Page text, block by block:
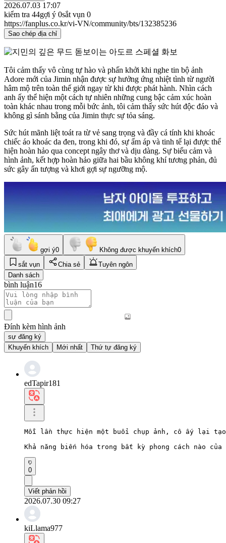
2026.07.03 17:07
kiểm tra 44gợi ý 0sắt vụn 0
https://fanplus.co.kr/vi-VN/community/bts/132385236
Sao chép địa chỉ
Tôi cảm thấy vô cùng tự hào và phấn khởi khi nghe tin bộ ảnh
Adore mới của Jimin nhận được sự hưởng ứng nhiệt tình từ người
hâm mộ trên toàn thế giới ngay từ khi được phát hành. Nhìn cách
anh ấy thể hiện một cách tự nhiên những cung bậc cảm xúc hoàn
toàn khác nhau trong mỗi bức ảnh, tôi cảm thấy sức hút độc đáo và
không gì sánh bằng của Jimin thực sự tỏa sáng.
Sức hút mãnh liệt toát ra từ vẻ sang trọng và đầy cá tính khi khoác
chiếc áo khoác da đen, trong khi đó, sự ấm áp và tinh tế lại được thể
hiện hoàn hảo qua concept ngây thơ và dịu dàng. Sự biểu cảm và
hình ảnh, kết hợp hoàn hảo giữa hai bầu không khí tương phản, đủ
sức gây ấn tượng và khơi gợi sự ngưỡng mộ.
gợi ý0 Không được khuyến khích0
sắt vụn
Chia sẻ
Tuyên ngôn
Danh sách
bình luận16
Đính kèm hình ảnh
sự đăng ký
Khuyến khích
Mới nhất Thứ tự đăng ký
edTapir181
Mỗi lần thực hiện một buổi chụp ảnh, cô ấy lại
Khả năng biến hóa trong bất kỳ phong cách nào
0
Viết phản hồi
2026.07.30 09:27
kiLlama977